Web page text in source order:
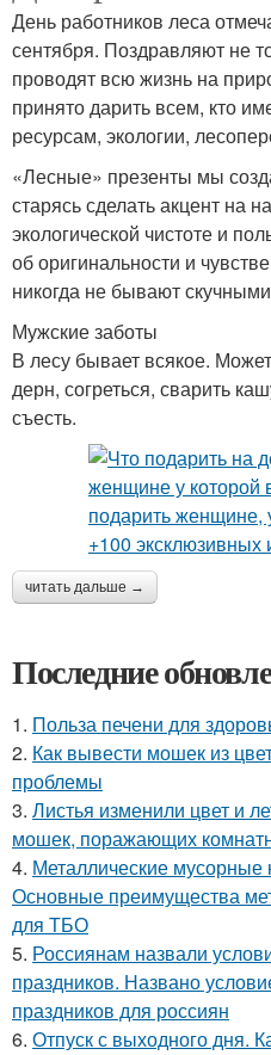
День работников леса
сентября. Поздравляют не
проводят всю жизнь на
принято дарить всем, кто
ресурсам, экологии,
«Лесные» презенты мы
старясь сделать акцент на
экологической чистоте и
об оригинальности и
никогда не бывают
Мужские заботы
В лесу бывает всякое.
дерн, согреться, сварить
съесть.
читать дальше →
Последние
1. Польза печени для
2. Как вывести мошек из
проблемы
3. Листья изменили цвет и
мошек, поражающих
4. Металлические
Основные преимущества
для ТБО
5. Россиянам назвали
праздников. Названо
праздников для россиян
6. Отпуск с выходного дня.